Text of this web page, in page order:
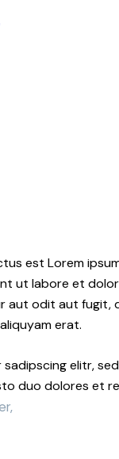
est Lorem
ut labore et
odit aut fugit,
erat.
elitr,
duo dolores et